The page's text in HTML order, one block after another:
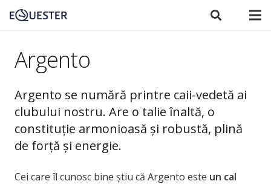
Argento
Argento se numără printre caii-vedetă ai
clubului nostru. Are o talie înaltă, o
constituție armonioasă și robustă, plină
de forță și energie.
Cei care îl cunosc bine ştiu că Argento este un cal